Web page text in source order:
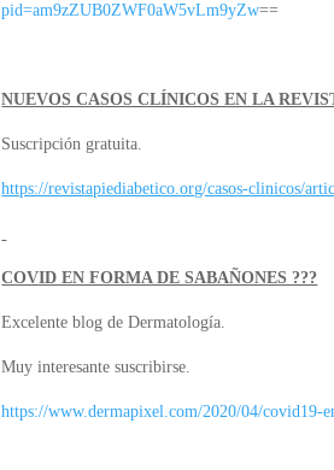
pid=am9zZUB0ZWF0aW5vLm9yZw==
NUEVOS CASOS CLÍNICOS EN LA
Suscripción gratuita.
https://revistapiediabetico.org/casos-clinicos/
COVID EN FORMA DE SABAÑONES ???
Excelente blog de Dermatología.
Muy interesante suscribirse.
https://www.dermapixel.com/2020/04/covid19-